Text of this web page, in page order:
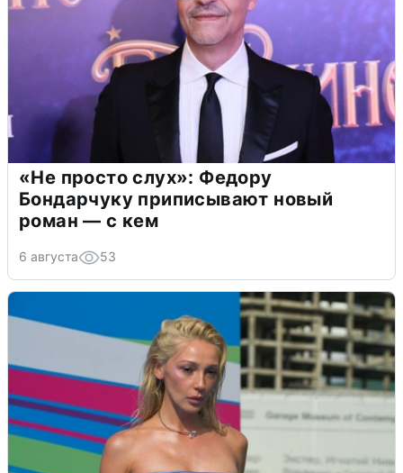
«Не просто слух»: Федору
Бондарчуку приписывают новый
роман — с кем
6 августа 53